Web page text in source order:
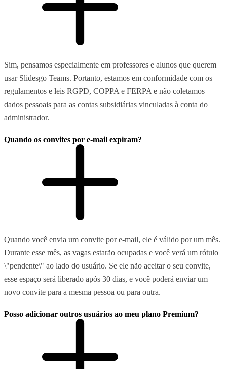
Sim, pensamos especialmente em professores e alunos que querem
usar Slidesgo Teams. Portanto, estamos em conformidade com os
regulamentos e leis RGPD, COPPA e FERPA e não coletamos
dados pessoais para as contas subsidiárias vinculadas à conta do
administrador.
Quando os convites por e-mail expiram?
Quando você envia um convite por e-mail, ele é válido por um mês.
Durante esse mês, as vagas estarão ocupadas e você verá um rótulo
\"pendente\" ao lado do usuário. Se ele não aceitar o seu convite,
esse espaço será liberado após 30 dias, e você poderá enviar um
novo convite para a mesma pessoa ou para outra.
Posso adicionar outros usuários ao meu plano Premium?